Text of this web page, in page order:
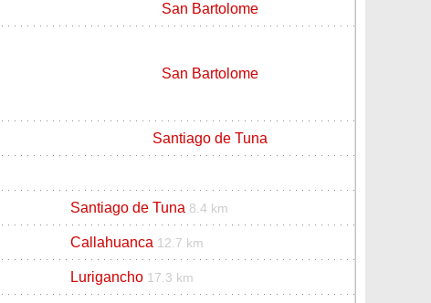
San Bartolome
San Bartolome
Santiago de Tuna
Santiago de Tuna 8.4 km
Callahuanca 12.7 km
Lurigancho 17.3 km